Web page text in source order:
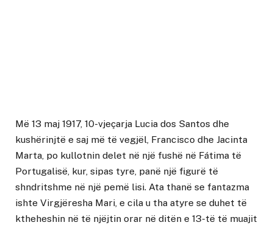
Më 13 maj 1917, 10-vjeçarja Lucia dos Santos dhe
kushërinjtë e saj më të vegjël, Francisco dhe Jacinta
Marta, po kullotnin delet në një fushë në Fátima të
Portugalisë, kur, sipas tyre, panë një figurë të
shndritshme në një pemë lisi. Ata thanë se fantazma
ishte Virgjëresha Mari, e cila u tha atyre se duhet të
ktheheshin në të njëjtin orar në ditën e 13-të të muajit